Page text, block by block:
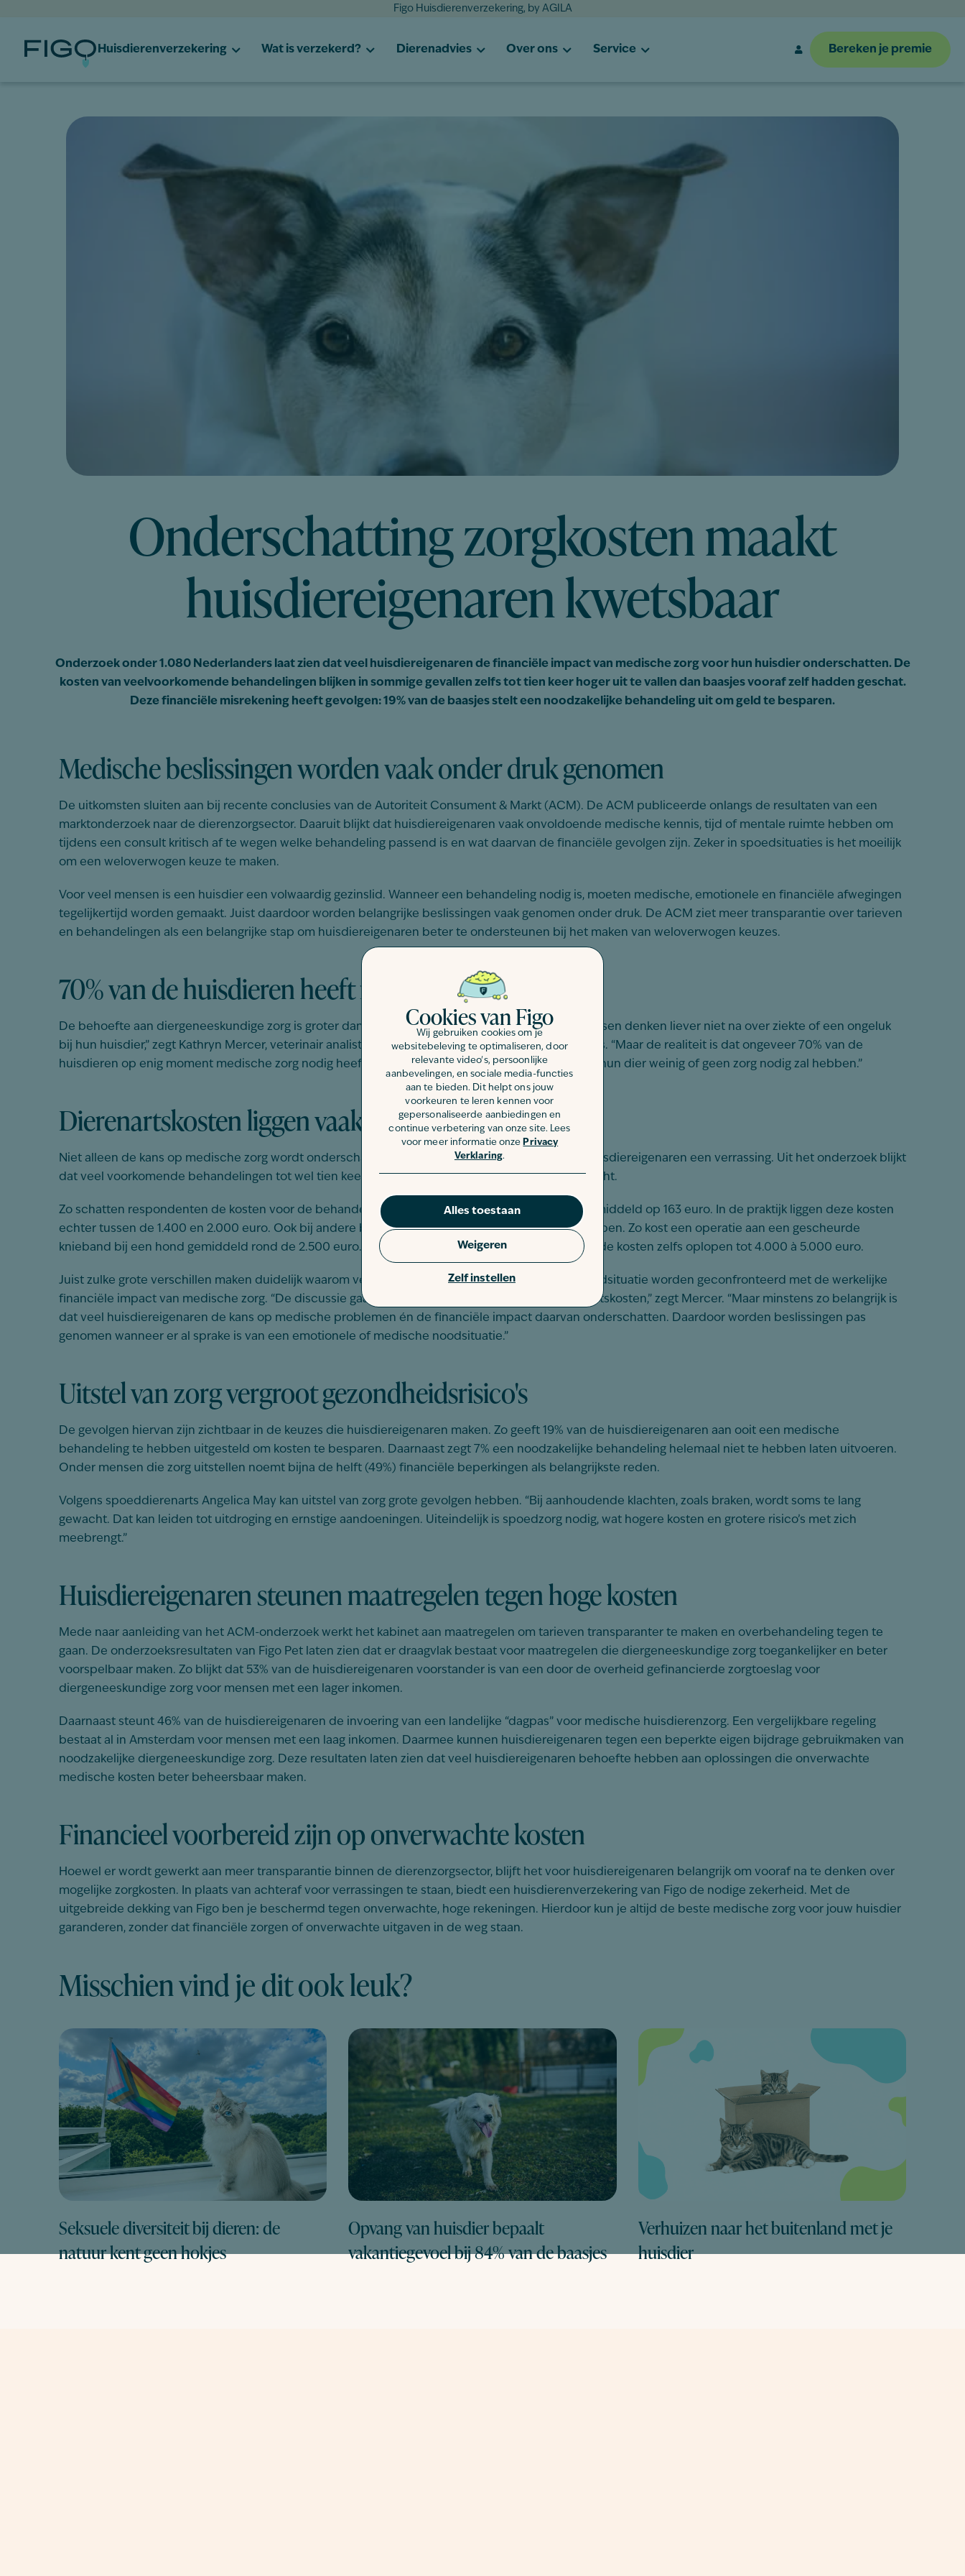
Cookies van Figo
Wij gebruiken cookies om je
websitebeleving te optimaliseren, door
relevante video's, persoonlijke
aanbevelingen, en sociale media-functies
aan te bieden. Dit helpt ons jouw
voorkeuren te leren kennen voor
gepersonaliseerde aanbiedingen en
continue verbetering van onze site. Lees
voor meer informatie onze Privacy
Verklaring.
Alles toestaan
Zelf instellen
Weigeren
Figo Huisdierenverzekering, by AGILA
Huisdierenverzekering Wat is verzekerd? Dierenadvies Over ons Service Bereken je premie
Onderschatting zorgkosten maakt
huisdiereigenaren kwetsbaar
Onderzoek onder 1.080 Nederlanders laat zien dat veel huisdiereigenaren de financiële impact van medische zorg voor hun huisdier onderschatten. De
kosten van veelvoorkomende behandelingen blijken in sommige gevallen zelfs tot tien keer hoger uit te vallen dan baasjes vooraf zelf hadden geschat.
Deze financiële misrekening heeft gevolgen: 19% van de baasjes stelt een noodzakelijke behandeling uit om geld te besparen.
Medische beslissingen worden vaak onder druk genomen
De uitkomsten sluiten aan bij recente conclusies van de Autoriteit Consument & Markt (ACM). De ACM publiceerde onlangs de resultaten van een
marktonderzoek naar de dierenzorgsector. Daaruit blijkt dat huisdiereigenaren vaak onvoldoende medische kennis, tijd of mentale ruimte hebben om
tijdens een consult kritisch af te wegen welke behandeling passend is en wat daarvan de financiële gevolgen zijn. Zeker in spoedsituaties is het moeilijk
om een weloverwogen keuze te maken.
Voor veel mensen is een huisdier een volwaardig gezinslid. Wanneer een behandeling nodig is, moeten medische, emotionele en financiële afwegingen
tegelijkertijd worden gemaakt. Juist daardoor worden belangrijke beslissingen vaak genomen onder druk. De ACM ziet meer transparantie over tarieven
en behandelingen als een belangrijke stap om huisdiereigenaren beter te ondersteunen bij het maken van weloverwogen keuzes.
70% van de huisdieren heeft medische zorg nodig
De behoefte aan diergeneeskundige zorg is groter dan veel huisdiereigenaren denken. “Veel mensen denken liever niet na over ziekte of een ongeluk
bij hun huisdier,” zegt Kathryn Mercer, veterinair analist bij Figo Pet en voormalig klinisch dierenarts. “Maar de realiteit is dat ongeveer 70% van de
huisdieren op enig moment medische zorg nodig heeft. Toch gaan nog veel baasjes ervan uit dat hun dier weinig of geen zorg nodig zal hebben.”
Dierenartskosten liggen vaak hoger dan verwacht
Niet alleen de kans op medische zorg wordt onderschat. Ook de hoge kosten blijken voor veel huisdiereigenaren een verrassing. Uit het onderzoek blijkt
dat veel voorkomende behandelingen tot wel tien keer duurder uitvallen dan vooraf werd verwacht.
Zo schatten respondenten de kosten voor de behandeling van een gebroken poot bij een kat gemiddeld op 163 euro. In de praktijk liggen deze kosten
echter tussen de 1.400 en 2.000 euro. Ook bij andere behandelingen kunnen de kosten snel oplopen. Zo kost een operatie aan een gescheurde
knieband bij een hond gemiddeld rond de 2.500 euro. Voor een heup- of herniaoperatie kunnen de kosten zelfs oplopen tot 4.000 à 5.000 euro.
Juist zulke grote verschillen maken duidelijk waarom veel baasjes pas tijdens een consult of spoedsituatie worden geconfronteerd met de werkelijke
financiële impact van medische zorg. “De discussie gaat vaak alleen over de hoogte van dierenartskosten,” zegt Mercer. “Maar minstens zo belangrijk is
dat veel huisdiereigenaren de kans op medische problemen én de financiële impact daarvan onderschatten. Daardoor worden beslissingen pas
genomen wanneer er al sprake is van een emotionele of medische noodsituatie.”
Uitstel van zorg vergroot gezondheidsrisico's
De gevolgen hiervan zijn zichtbaar in de keuzes die huisdiereigenaren maken. Zo geeft 19% van de huisdiereigenaren aan ooit een medische
behandeling te hebben uitgesteld om kosten te besparen. Daarnaast zegt 7% een noodzakelijke behandeling helemaal niet te hebben laten uitvoeren.
Onder mensen die zorg uitstellen noemt bijna de helft (49%) financiële beperkingen als belangrijkste reden.
Volgens spoeddierenarts Angelica May kan uitstel van zorg grote gevolgen hebben. “Bij aanhoudende klachten, zoals braken, wordt soms te lang
gewacht. Dat kan leiden tot uitdroging en ernstige aandoeningen. Uiteindelijk is spoedzorg nodig, wat hogere kosten en grotere risico’s met zich
meebrengt.”
Huisdiereigenaren steunen maatregelen tegen hoge kosten
Mede naar aanleiding van het ACM-onderzoek werkt het kabinet aan maatregelen om tarieven transparanter te maken en overbehandeling tegen te
gaan. De onderzoeksresultaten van Figo Pet laten zien dat er draagvlak bestaat voor maatregelen die diergeneeskundige zorg toegankelijker en beter
voorspelbaar maken. Zo blijkt dat 53% van de huisdiereigenaren voorstander is van een door de overheid gefinancierde zorgtoeslag voor
diergeneeskundige zorg voor mensen met een lager inkomen.
Daarnaast steunt 46% van de huisdiereigenaren de invoering van een landelijke “dagpas” voor medische huisdierenzorg. Een vergelijkbare regeling
bestaat al in Amsterdam voor mensen met een laag inkomen. Daarmee kunnen huisdiereigenaren tegen een beperkte eigen bijdrage gebruikmaken van
noodzakelijke diergeneeskundige zorg. Deze resultaten laten zien dat veel huisdiereigenaren behoefte hebben aan oplossingen die onverwachte
medische kosten beter beheersbaar maken.
Financieel voorbereid zijn op onverwachte kosten
Hoewel er wordt gewerkt aan meer transparantie binnen de dierenzorgsector, blijft het voor huisdiereigenaren belangrijk om vooraf na te denken over
mogelijke zorgkosten. In plaats van achteraf voor verrassingen te staan, biedt een huisdierenverzekering van Figo de nodige zekerheid. Met de
uitgebreide dekking van Figo ben je beschermd tegen onverwachte, hoge rekeningen. Hierdoor kun je altijd de beste medische zorg voor jouw huisdier
garanderen, zonder dat financiële zorgen of onverwachte uitgaven in de weg staan.
Misschien vind je dit ook leuk?
Seksuele diversiteit bij dieren: de
natuur kent geen hokjes
Opvang van huisdier bepaalt
vakantiegevoel bij 84% van de baasjes
Verhuizen naar het buitenland met je
huisdier